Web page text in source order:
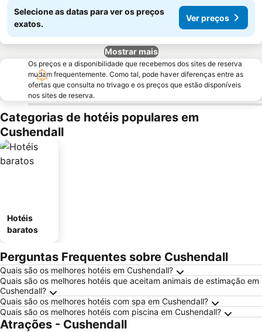
Selecione as datas para ver os preços
exatos.
Ver preços
Mostrar mais
Os preços e a disponibilidade que recebemos dos sites de reserva
mudam frequentemente. Como tal, pode haver diferenças entre as
ofertas que consulta no trivago e os preços que estão disponíveis
nos sites de reserva.
Categorias de hotéis populares em
Cushendall
Hotéis
baratos
Perguntas Frequentes sobre Cushendall
Quais são os melhores hotéis em Cushendall?
Quais são os melhores hotéis que aceitam animais de estimação em
Cushendall?
Quais são os melhores hotéis com spa em Cushendall?
Quais são os melhores hotéis com piscina em Cushendall?
Atrações - Cushendall